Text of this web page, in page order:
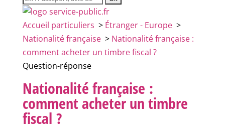
Accueil particuliers > Étranger - Europe >
Nationalité française > Nationalité française :
comment acheter un timbre fiscal ?
Question-réponse
Nationalité française :
comment acheter un timbre
fiscal ?